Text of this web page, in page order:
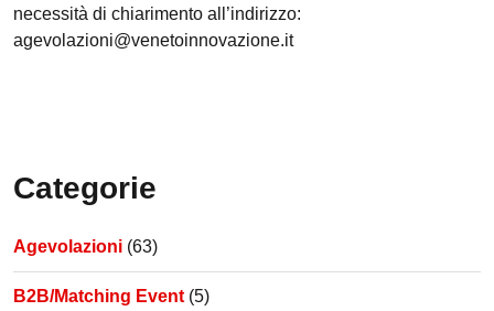
necessità di chiarimento all’indirizzo:
agevolazioni@venetoinnovazione.it
Categorie
Agevolazioni (63)
B2B/Matching Event (5)